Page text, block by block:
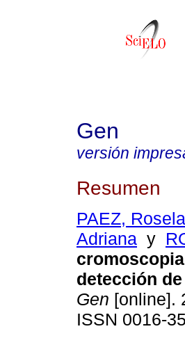
Gen
versión
Resumen
PAEZ, Rosela
Adriana y
detección
Gen [online].
ISSN 0016-